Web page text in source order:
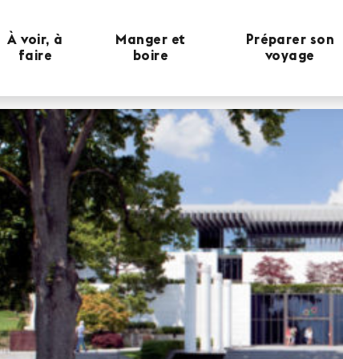
À voir, à
faire
Manger et
boire
Préparer son
voyage